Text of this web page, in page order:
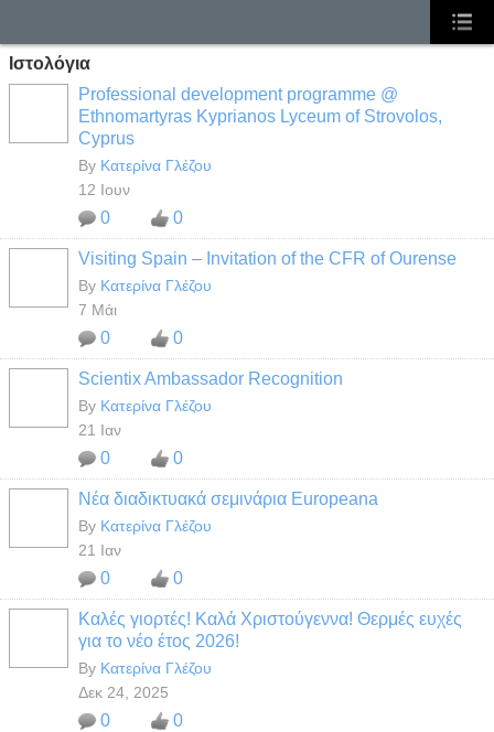
Ιστολόγια
Professional development programme @
Ethnomartyras Kyprianos Lyceum of Strovolos,
Cyprus
By Κατερίνα Γλέζου
12 Ιουν
0 0
Visiting Spain – Invitation of the CFR of Ourense
By Κατερίνα Γλέζου
7 Μάι
0 0
Scientix Ambassador Recognition
By Κατερίνα Γλέζου
21 Ιαν
0 0
Νέα διαδικτυακά σεμινάρια Europeana
By Κατερίνα Γλέζου
21 Ιαν
0 0
Καλές γιορτές! Καλά Χριστούγεννα! Θερμές ευχές
για το νέο έτος 2026!
By Κατερίνα Γλέζου
Δεκ 24, 2025
0 0